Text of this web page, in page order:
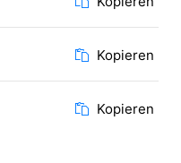
Kopieren
Kopieren